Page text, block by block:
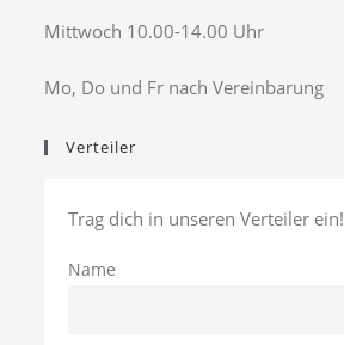
Mittwoch 10.00-14.00 Uhr
Mo, Do und Fr nach Vereinbarung
Verteiler
Trag dich in unseren Verteiler ein!
Name